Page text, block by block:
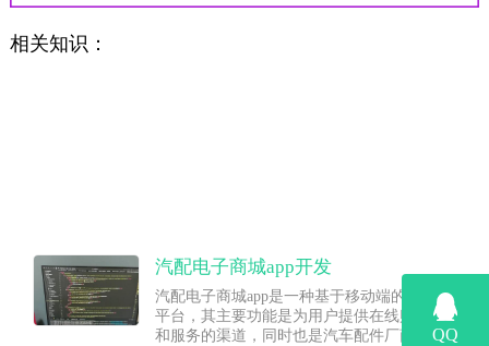
相关知识：
汽配电子商城app开发
汽配电子商城app是一种基于移动端的汽车配件销
平台，其主要功能是为用户提供在线购买汽车配
和服务的渠道，同时也是汽车配件厂商、经销商